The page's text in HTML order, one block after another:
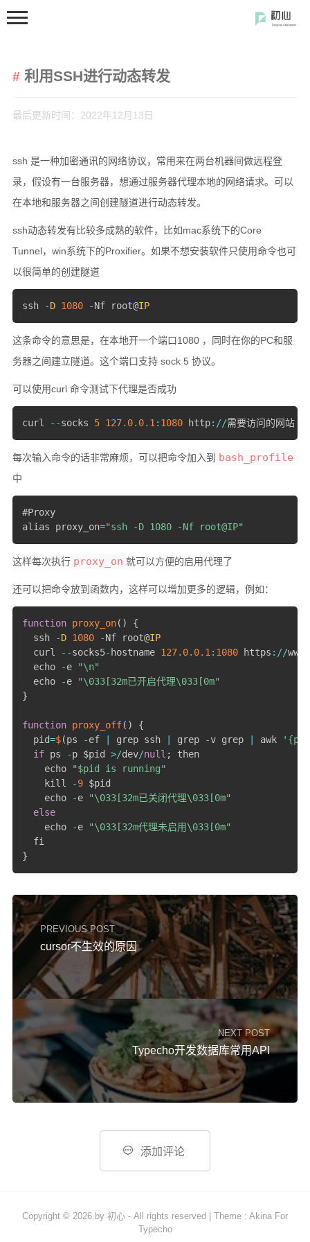
利用SSH进行动态转发
最后更新时间：2022年12月13日
ssh 是一种加密通讯的网络协议，常用来在两台机器间做远程登
录，假设有一台服务器，想通过服务器代理本地的网络请求。可以
在本地和服务器之间创建隧道进行动态转发。
ssh动态转发有比较多成熟的软件，比如mac系统下的Core
Tunnel，win系统下的Proxifier。如果不想安装软件只使用命令也可
以很简单的创建隧道
ssh -D 1080 -Nf root@IP
这条命令的意思是，在本地开一个端口1080 ，同时在你的PC和服
务器之间建立隧道。这个端口支持 sock 5 协议。
可以使用curl 命令测试下代理是否成功
curl --socks 5 127.0.0.1 : 1080 http: //需要访问的网站
每次输入命令的话非常麻烦，可以把命令加入到 bash_profile
中
#Proxy
alias proxy_on="ssh -D 1080 -Nf root@IP"
这样每次执行 proxy_on 就可以方便的启用代理了
还可以把命令放到函数内，这样可以增加更多的逻辑，例如：
function proxy_on( )
{
  ssh
-D 1080 -Nf root@IP
  curl
--socks5- hostname 127.0.0.1 : 1080 https : //www
  echo
-e
"\n"
  echo
-e
"\033[32m已开启代理\033[0m"
}
function proxy_off( )
{
  pid
=$(ps -ef grep ssh grep -v grep awk
if ps -p $pid >/dev/null ;
then
    echo
"$pid is running"
    kill
-9 $pid
    echo
-e
"\033[32m已关闭代理\033[0m"
else
    echo
-e
"\033[32m代理未启用\033[0m"
}
PREVIOUS POST
cursor不生效的原因
NEXT POST
Typecho开发数据库常用API
 添加评论
Copyright © 2026 by 初心 - All rights reserved | Theme : Akina For
Typecho
首页
分类
开源软件
硬件随笔
更多
邻居
留言
关于